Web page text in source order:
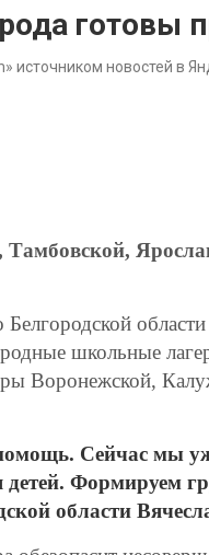
готовы
источником новостей в
Белгородской
школьные
Воронежской,
Сейчас мы
детей. Формируем
области